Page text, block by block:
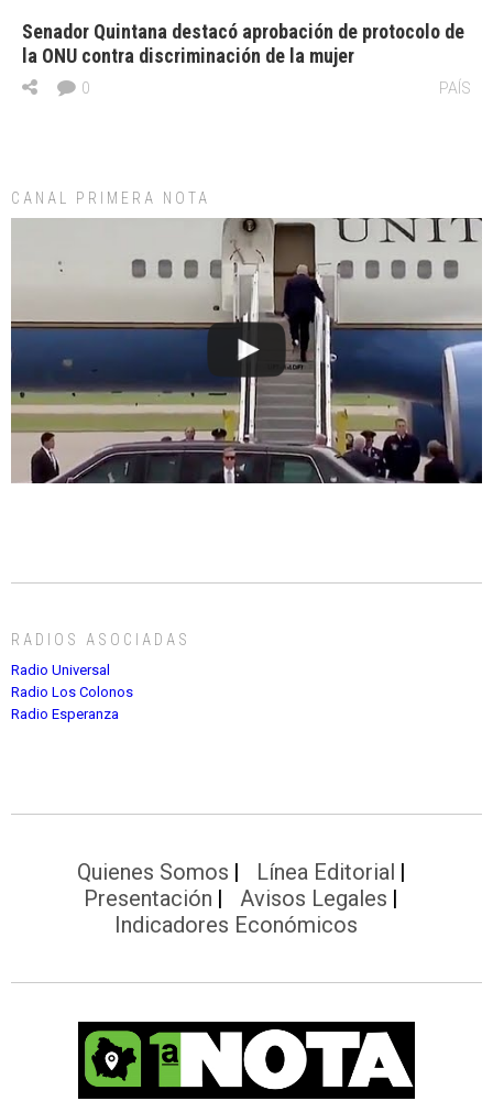
Senador Quintana destacó aprobación de protocolo de
la ONU contra discriminación de la mujer
PAÍS
0
CANAL PRIMERA NOTA
RADIOS ASOCIADAS
Radio Universal
Radio Los Colonos
Radio Esperanza
Quienes Somos
Línea Editorial
Presentación
Avisos Legales
Indicadores Económicos